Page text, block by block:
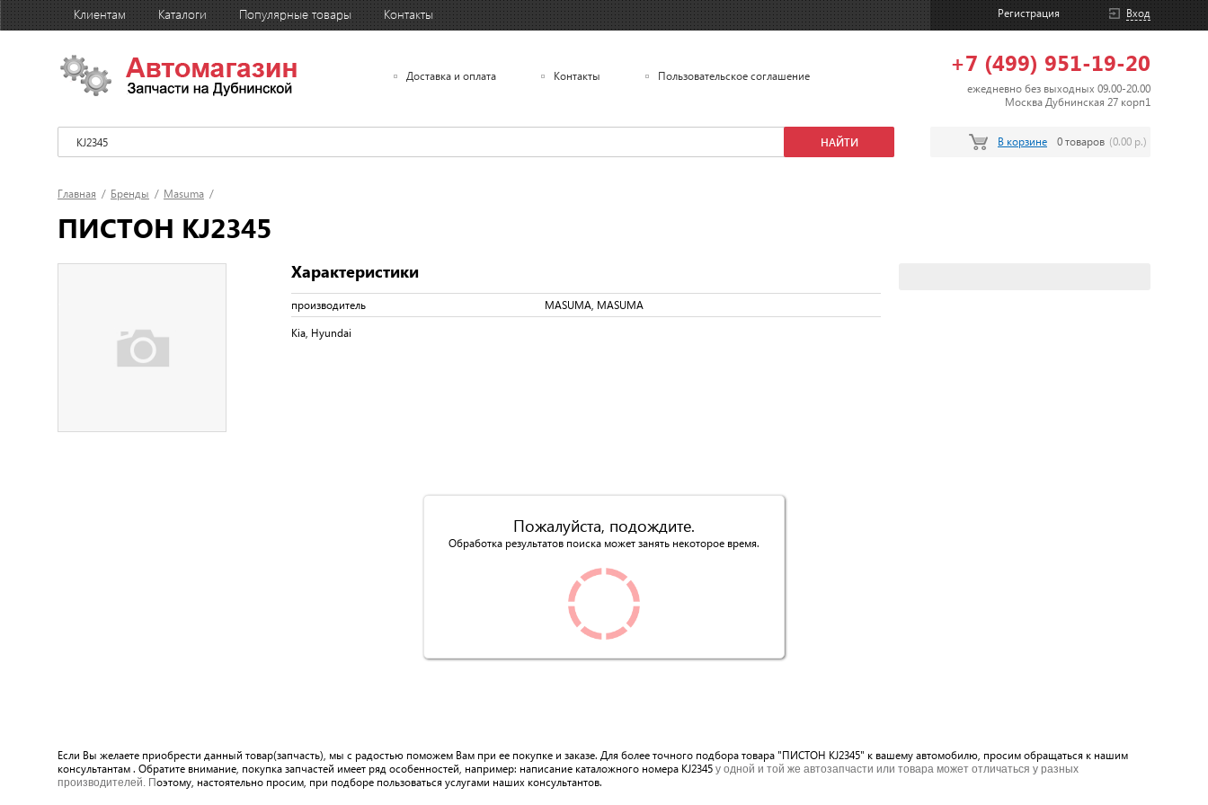
Клиентам Каталоги Популярные товары Контакты Вход
Регистрация
Доставка и оплата Контакты Пользовательское соглашение +7 (499) 951-19-20
ежедневно без выходных 09.00-20.00
Москва Дубнинская 27 корп1
В корзине 0 товаров (0.00 р.)
Главная / Бренды / Masuma /
ПИСТОН KJ2345
Характеристики
производитель MASUMA, MASUMA
Kia, Hyundai
Пожалуйста, подождите.
Обработка результатов поиска может занять некоторое время.
Если Вы желаете приобрести данный товар(запчасть), мы с радостью поможем Вам при ее покупке и заказе. Для более точного подбора товара "ПИСТОН KJ2345" к вашему автомобилю, просим обращаться к нашим
консультантам . Обратите внимание, покупка запчастей имеет ряд особенностей, например: написание каталожного номера KJ2345 у одной и той же автозапчасти или товара может отличаться у разных
производителей. Поэтому, настоятельно просим, при подборе пользоваться услугами наших консультантов.